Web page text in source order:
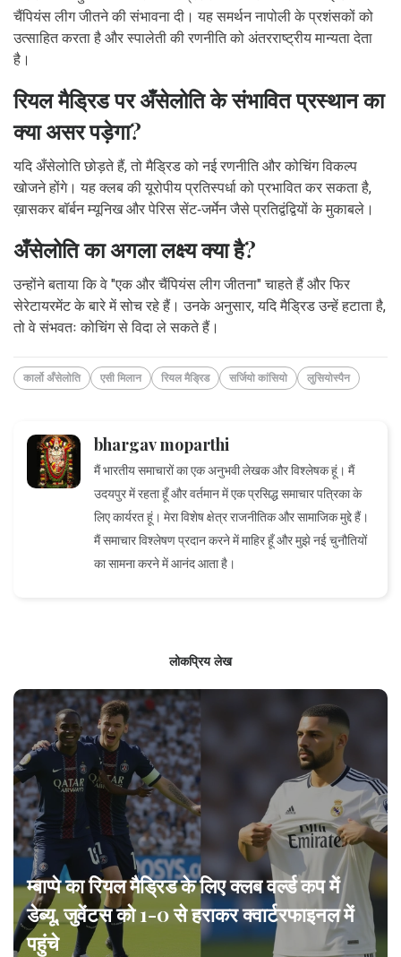
चैंपियंस लीग जीतने की संभावना दी। यह समर्थन नापोली के प्रशंसकों को
उत्साहित करता है और स्पालेती की रणनीति को अंतरराष्ट्रीय मान्यता देता
है।
रियल मैड्रिड पर अँसेलोति के संभावित प्रस्थान का
क्या असर पड़ेगा?
यदि अँसेलोति छोड़ते हैं, तो मैड्रिड को नई रणनीति और कोचिंग विकल्प
खोजने होंगे। यह क्लब की यूरोपीय प्रतिस्पर्धा को प्रभावित कर सकता है,
ख़ासकर बॉर्बन म्यूनिख और पेरिस सेंट‑जर्मेन जैसे प्रतिद्वंद्वियों के मुकाबले।
अँसेलोति का अगला लक्ष्य क्या है?
उन्होंने बताया कि वे "एक और चैंपियंस लीग जीतना" चाहते हैं और फिर
सेरेटायरमेंट के बारे में सोच रहे हैं। उनके अनुसार, यदि मैड्रिड उन्हें हटाता है,
तो वे संभवतः कोचिंग से विदा ले सकते हैं।
कार्लो अँसेलोति एसी मिलान रियल मैड्रिड सर्जियो कांसियो लुसियोस्पैन
bhargav moparthi
मैं भारतीय समाचारों का एक अनुभवी लेखक और विश्लेषक हूं। मैं
उदयपुर में रहता हूँ और वर्तमान में एक प्रसिद्ध समाचार पत्रिका के
लिए कार्यरत हूं। मेरा विशेष क्षेत्र राजनीतिक और सामाजिक मुद्दे हैं।
मैं समाचार विश्लेषण प्रदान करने में माहिर हूँ और मुझे नई चुनौतियों
का सामना करने में आनंद आता है।
लोकप्रिय लेख
म्बाप्पे का रियल मैड्रिड के लिए क्लब वर्ल्ड कप में
डेब्यू, जुवेंटस को 1-0 से हराकर क्वार्टरफाइनल में
पहुंचे